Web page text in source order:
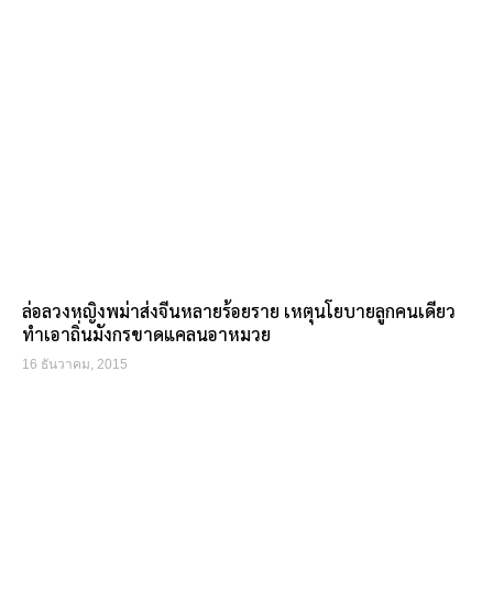
ล่อลวงหญิงพม่าส่งจีนหลายร้อยราย เหตุนโยบายลูกคนเดียว
ทำเอาถิ่นมังกรขาดแคลนอาหมวย
16 ธันวาคม, 2015